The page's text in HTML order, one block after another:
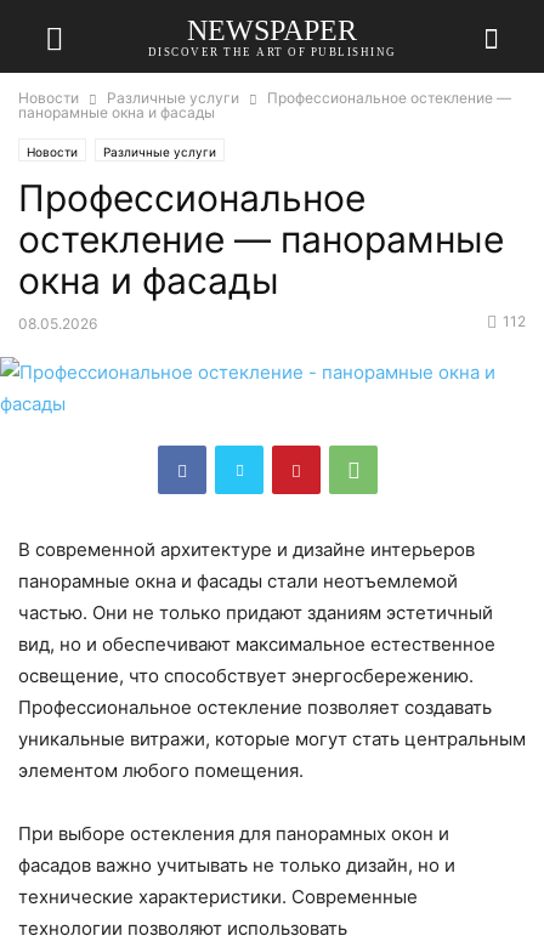
NEWSPAPER
DISCOVER THE ART OF PUBLISHING
Новости Различные услуги
Профессиональное остекление —
панорамные окна и фасады
Новости Различные услуги
Профессиональное
остекление — панорамные
окна и фасады
08.05.2026 112
В современной архитектуре и дизайне интерьеров
панорамные окна и фасады стали неотъемлемой
частью. Они не только придают зданиям эстетичный
вид, но и обеспечивают максимальное естественное
освещение, что способствует энергосбережению.
Профессиональное остекление позволяет создавать
уникальные витражи, которые могут стать центральным
элементом любого помещения.
При выборе остекления для панорамных окон и
фасадов важно учитывать не только дизайн, но и
технические характеристики. Современные
технологии позволяют использовать